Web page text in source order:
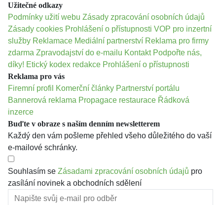
Užitečné odkazy
Podmínky užití webu Zásady zpracování osobních údajů
Zásady cookies Prohlášení o přístupnosti VOP pro inzertní
služby Reklamace Mediální partnerství Reklama pro firmy
zdarma Zpravodajství do e-mailu Kontakt Podpořte nás,
díky! Etický kodex redakce Prohlášení o přístupnosti
Reklama pro vás
Firemní profil
Komerční články Partnerství portálu
Bannerová reklama Propagace restaurace Řádková
inzerce
Buďte v obraze s naším denním newsletterem
Každý den vám pošleme přehled všeho důležitého do vaší
e-mailové schránky.
Souhlasím se Zásadami zpracování osobních údajů pro
zasílání novinek a obchodních sdělení